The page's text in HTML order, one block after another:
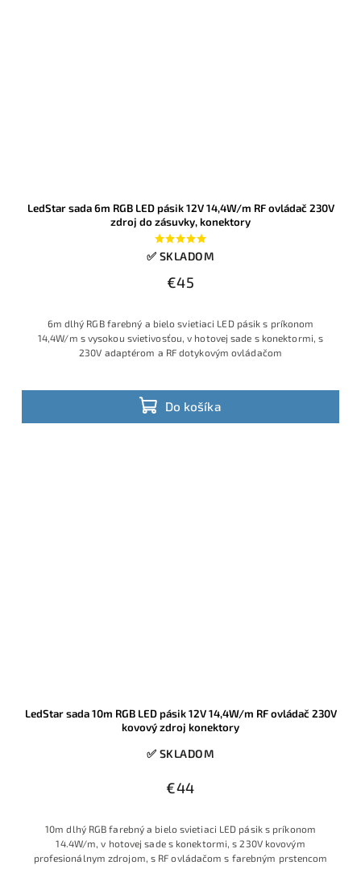
LedStar sada 6m RGB LED pásik 12V 14,4W/m RF ovládač 230V
zdroj do zásuvky, konektory
✅ SKLADOM
€45
Do košíka
6m dlhý RGB farebný a bielo svietiaci LED pásik s príkonom
14,4W/m s vysokou svietivosťou, v hotovej sade s konektormi, s
230V adaptérom a RF dotykovým ovládačom
LedStar sada 10m RGB LED pásik 12V 14,4W/m RF ovládač 230V
kovový zdroj konektory
✅ SKLADOM
€44
10m dlhý RGB farebný a bielo svietiaci LED pásik s príkonom
14.4W/m, v hotovej sade s konektormi, s 230V kovovým
profesionálnym zdrojom, s RF ovládačom s farebným prstencom